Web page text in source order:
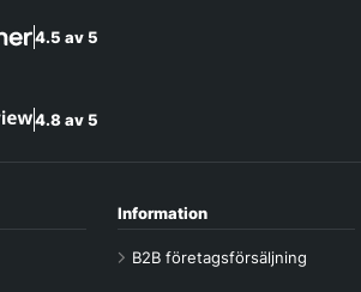
4.5 av 5
4.8 av 5
Information
B2B företagsförsäljning